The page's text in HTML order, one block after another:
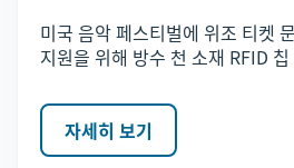
미국 음악 페스티벌에 위조 티켓
지원을 위해 방수 천 소재 RFID
자세히 보기